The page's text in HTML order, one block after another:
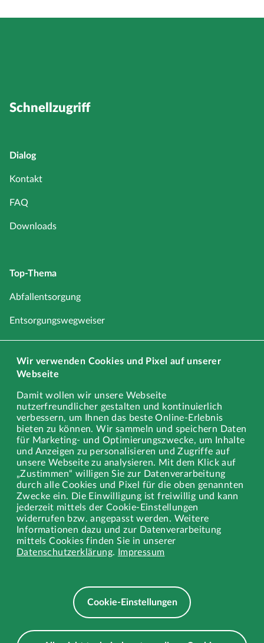
Wir verwenden Cookies und Pixel auf unserer
Webseite
Damit wollen wir unsere Webseite
nutzerfreundlicher gestalten und kontinuierlich
verbessern, um Ihnen das beste Online-Erlebnis
bieten zu können. Wir sammeln und speichern Daten
für Marketing- und Optimierungszwecke, um Inhalte
und Anzeigen zu personalisieren und Zugriffe auf
unsere Webseite zu analysieren. Mit dem Klick auf
„Zustimmen“ willigen Sie zur Datenverarbeitung
durch alle Cookies und Pixel für die oben genannten
Zwecke ein. Die Einwilligung ist freiwillig und kann
jederzeit mittels der Cookie-Einstellungen
widerrufen bzw. angepasst werden. Weitere
Informationen dazu und zur Datenverarbeitung
mittels Cookies finden Sie in unserer
Datenschutzerklärung. Impressum
Cookie-Einstellungen
Schnellzugriff
Dialog
Kontakt
FAQ
Downloads
Top-Thema
Abfallentsorgung
Entsorgungswegweiser
Schadstoffe
Sperrmüll
Gewerbe
Stellenangebote
Ausbildung
Rechtliches
Impressum
Datenschutz